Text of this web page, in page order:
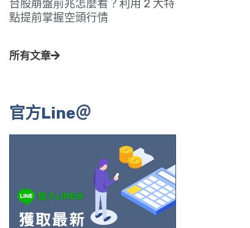
台股崩盤前兆怎麼看？利用 2 大特
點提前掌握空頭行情
所有文章
官方Line＠